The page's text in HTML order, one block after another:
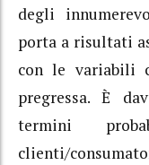
degli
porta a risultati
con le variabili
pregressa. È
termini
clienti/